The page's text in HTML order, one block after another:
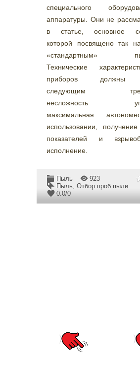
специального
аппаратуры. Они не
в статье, основное
которой посвящено так
«стандартным»
Технические
приборов должны
следующим
несложность
максимальная
использовании,
показателей и
исполнение.
Пыль
923
Пыль, Отбор проб пыли
0.0/0